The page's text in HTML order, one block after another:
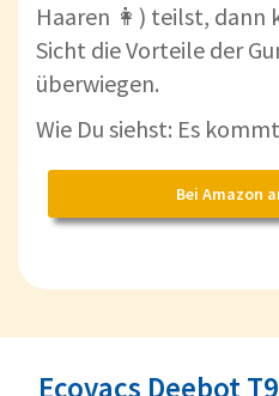
Haaren 👩) teilst, dann
Sicht die Vorteile der
überwiegen.
Wie Du siehst: Es
Bei Amazon
Ecovacs Deebot